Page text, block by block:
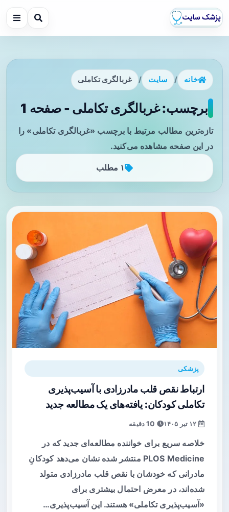
خانه / سایت / غربالگری تکاملی
برچسب: غربالگری تکاملی - صفحه 1
تازه‌ترین مطالب مرتبط با برچسب «غربالگری تکاملی» را
در این صفحه مشاهده می‌کنید.
۱ مطلب
پزشکی
ارتباط نقص قلب مادرزادی با آسیب‌پذیری
تکاملی کودکان: یافته‌های یک مطالعه جدید
خلاصه سریع برای خواننده مطالعه‌ای جدید که در
PLOS Medicine منتشر شده نشان می‌دهد کودکانِ
مادرانی که خودشان با نقص قلب مادرزادی متولد
شده‌اند، در معرض احتمال بیشتری برای
«آسیب‌پذیری تکاملی» هستند. این آسیب‌پذیری…